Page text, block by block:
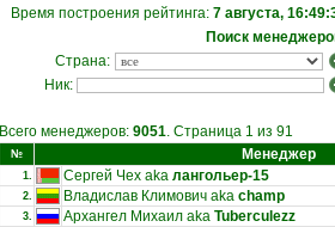
Время построения рейтинга: 7 августа,
Поиск
Страна:
Ник:
Всего менеджеров: 9051. Страница 1 из 91
№ Менеджер
1. Сергей Чех aka лангольер-15
2. Владислав Климович aka champ
3. Архангел Михаил aka Tuberculezz